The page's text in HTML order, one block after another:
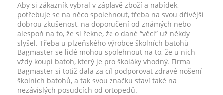
Aby si zákazník vybral v záplavě zboží a nabídek,
potřebuje se na něco spolehnout, třeba na svou dřívější
dobrou zkušenost, na doporučení od známých nebo
alespoň na to, že si řekne, že o dané “věci” už někdy
slyšel. Třeba u plzeňského výrobce školních batohů
Bagmaster se lidé mohou spolehnout na to, že u nich
vždy koupí batoh, který je pro školáky vhodný. Firma
Bagmaster si totiž dala za cíl podporovat zdravé nošení
školních batohů, a tak svou značku staví také na
nezávislých posudcích od ortopedů.